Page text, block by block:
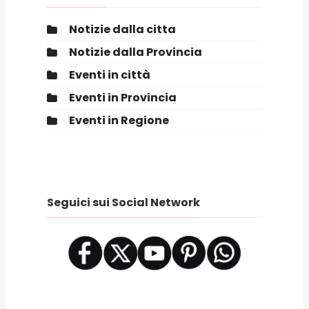
Notizie dalla citta
Notizie dalla Provincia
Eventi in città
Eventi in Provincia
Eventi in Regione
Seguici sui Social Network